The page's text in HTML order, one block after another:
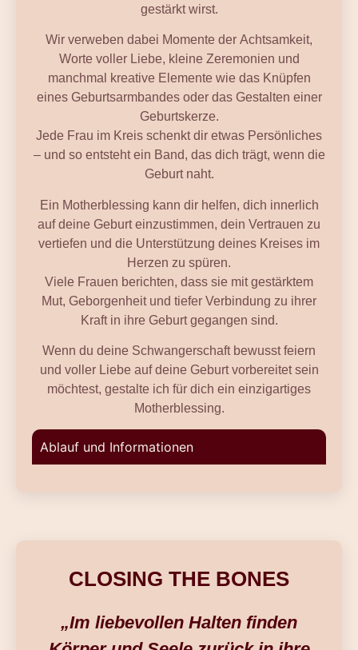
gestärkt wirst.
Wir verweben dabei Momente der Achtsamkeit,
Worte voller Liebe, kleine Zeremonien und
manchmal kreative Elemente wie das Knüpfen
eines Geburtsarmbandes oder das Gestalten einer
Geburtskerze.
Jede Frau im Kreis schenkt dir etwas Persönliches
– und so entsteht ein Band, das dich trägt, wenn die
Geburt naht.
Ein Motherblessing kann dir helfen, dich innerlich
auf deine Geburt einzustimmen, dein Vertrauen zu
vertiefen und die Unterstützung deines Kreises im
Herzen zu spüren.
Viele Frauen berichten, dass sie mit gestärktem
Mut, Geborgenheit und tiefer Verbindung zu ihrer
Kraft in ihre Geburt gegangen sind.
Wenn du deine Schwangerschaft bewusst feiern
und voller Liebe auf deine Geburt vorbereitet sein
möchtest, gestalte ich für dich ein einzigartiges
Motherblessing.
Ablauf und Informationen
CLOSING THE BONES
„Im liebevollen Halten finden